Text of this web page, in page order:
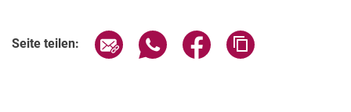
Seite teilen: Seite über E-Mail teilen
Seite über WhatsApp teilen
Seite über Facebook